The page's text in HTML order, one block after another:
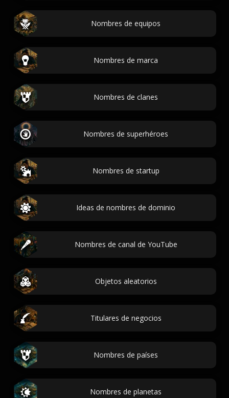
Nombres de equipos
Nombres de marca
Nombres de clanes
Nombres de superhéroes
Nombres de startup
Ideas de nombres de dominio
Nombres de canal de YouTube
Objetos aleatorios
Titulares de negocios
Nombres de países
Nombres de planetas